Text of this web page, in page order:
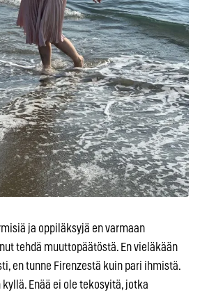
ja oppiläksyjä en varmaan
tehdä muuttopäätöstä. En vieläkään
en tunne Firenzestä kuin pari ihmistä.
Enää ei ole tekosyitä, jotka